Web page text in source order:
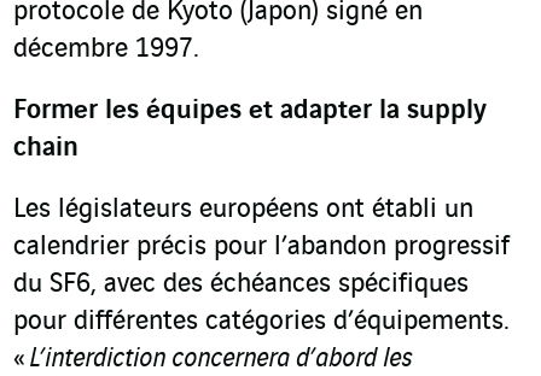
protocole de Kyoto (Japon) signé en
décembre 1997.
Former les équipes et adapter la supply
chain
Les législateurs européens ont établi un
calendrier précis pour l’abandon progressif
du SF6, avec des échéances spécifiques
pour différentes catégories d’équipements.
« L’interdiction concernera d’abord les